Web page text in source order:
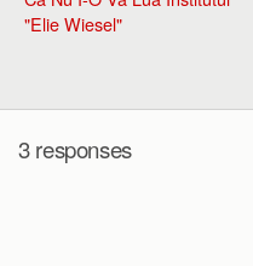
"Elie Wiesel"
3 responses